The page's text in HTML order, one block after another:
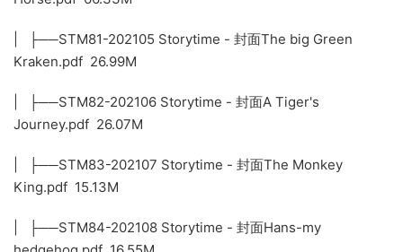
| ├──STM81-202105 Storytime - 封面The big Green
Kraken.pdf 26.99M
| ├──STM82-202106 Storytime - 封面A Tiger's
Journey.pdf 26.07M
| ├──STM83-202107 Storytime - 封面The Monkey
King.pdf 15.13M
| ├──STM84-202108 Storytime - 封面Hans-my